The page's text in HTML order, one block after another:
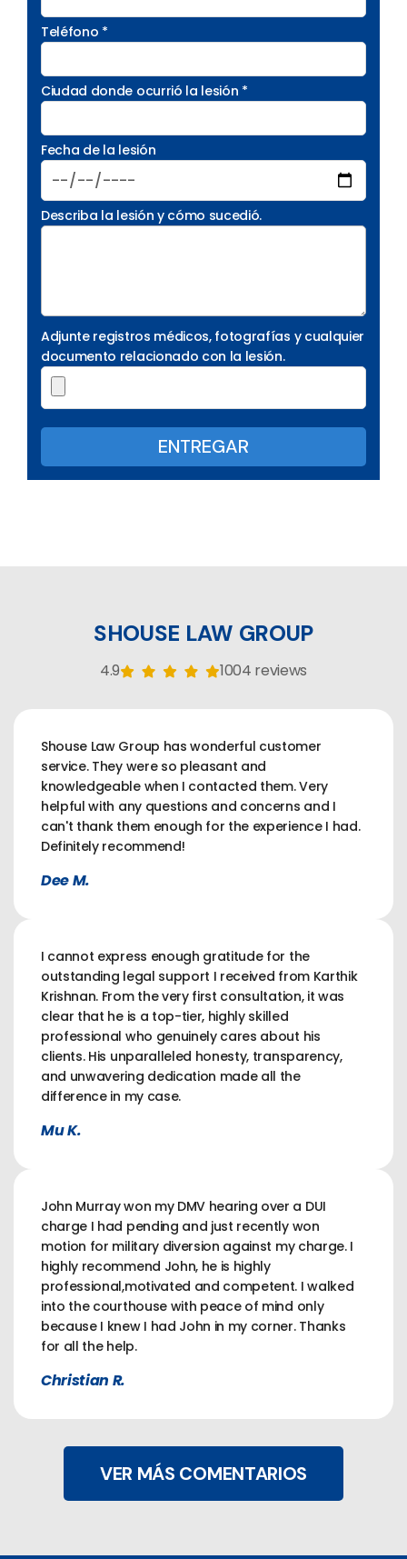
Teléfono *
Ciudad donde ocurrió la lesión *
Fecha de la lesión
Describa la lesión y cómo sucedió.
Adjunte registros médicos, fotografías y cualquier
documento relacionado con la lesión.
SHOUSE LAW GROUP
4.9 1004 reviews
Shouse Law Group has wonderful customer
service. They were so pleasant and
knowledgeable when I contacted them. Very
helpful with any questions and concerns and I
can't thank them enough for the experience I had.
Definitely recommend!
Dee M.
I cannot express enough gratitude for the
outstanding legal support I received from Karthik
Krishnan. From the very first consultation, it was
clear that he is a top-tier, highly skilled
professional who genuinely cares about his
clients. His unparalleled honesty, transparency,
and unwavering dedication made all the
difference in my case.
Mu K.
John Murray won my DMV hearing over a DUI
charge I had pending and just recently won
motion for military diversion against my charge. I
highly recommend John, he is highly
professional,motivated and competent. I walked
into the courthouse with peace of mind only
because I knew I had John in my corner. Thanks
for all the help.
Christian R.
VER MÁS COMENTARIOS